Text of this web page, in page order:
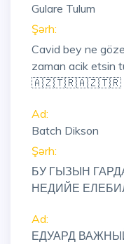
Gulare Tulum
Şərh:
Cavid bey ne
zaman acik
🇦🇿🇹🇷🇦🇿🇹🇷
Ad:
Batch Dikson
Şərh:
БУ ГЫЗЫН
НЕДИЙЕ
Ad:
ЕДУАРД